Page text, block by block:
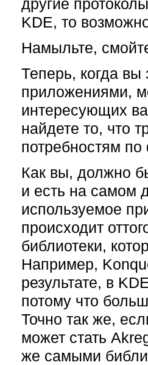
другие
KDE, то
Намыльте,
Теперь, когда вы
приложениями,
интересующих
найдете то, что
потребностям
Как вы, должно
и есть на самом
используемое
происходит
библиотеки,
Например,
результате, в
потому что
Точно так же,
может стать
же самыми